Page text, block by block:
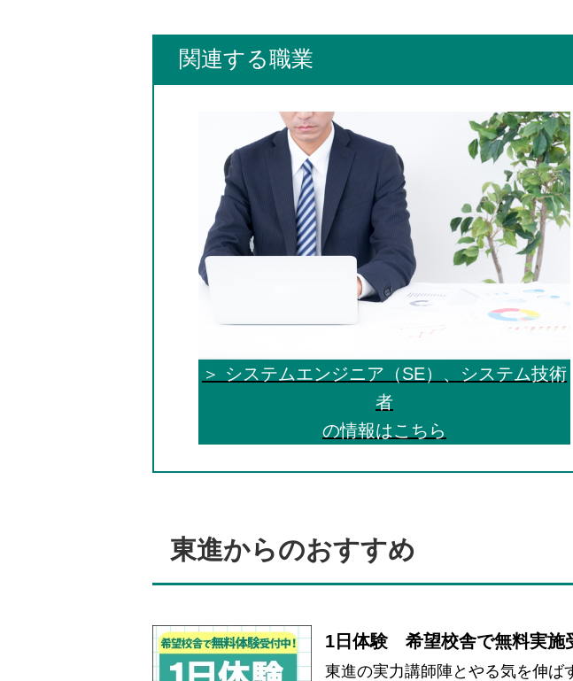
関連する職業
＞ システムエンジニア（SE）、システム技術
者
の情報はこちら
東進からのおすすめ
1日体験 希望校舎で無料実施
東進の実力講師陣とやる気を伸ば